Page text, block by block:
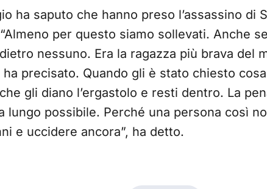
ha saputo che hanno preso l’assassino di
per questo siamo sollevati. Anche
nessuno. Era la ragazza più brava del
ha precisato. Quando gli è stato chiesto
gli diano l’ergastolo e resti dentro. La
lungo possibile. Perché una persona così
e uccidere ancora”, ha detto.